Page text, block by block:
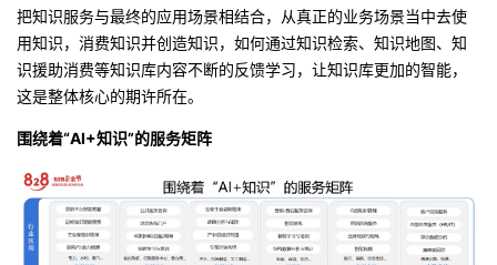
把知识服务与最终的应用场景相结合，从真正的业务场景当中去使
用知识，消费知识并创造知识，如何通过知识检索、知识地图、知
识援助消费等知识库内容不断的反馈学习，让知识库更加的智能，
这是整体核心的期许所在。
围绕着“AI+知识”的服务矩阵